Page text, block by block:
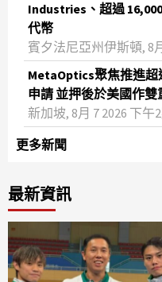
Industries、超過
代幣
賓夕法尼亞州伊斯頓, 8
MetaOptics聚焦推進
申請 並押後於美國作雙
新加坡, 8月 7 2026 下午
更多新聞
最新資訊